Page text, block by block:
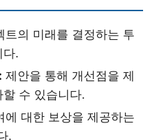
트의 미래를 결정하는 투
다.
제안을 통해 개선점을 제
수 있습니다.
에 대한 보상을 제공하는
.